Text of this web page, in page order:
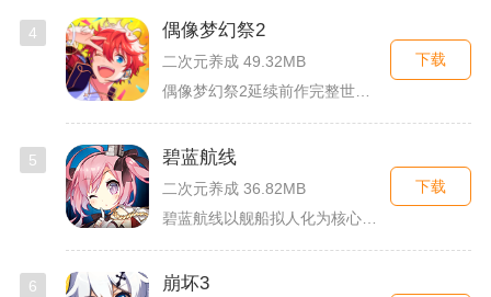
4 偶像梦幻祭2
二次元养成 49.32MB
下载
5 碧蓝航线
二次元养成 36.82MB
下载
6 崩坏3